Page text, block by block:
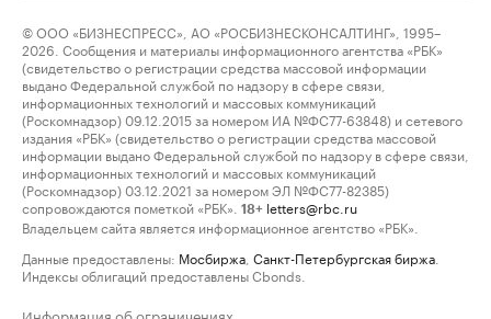
© ООО «БИЗНЕСПРЕСС», АО «РОСБИЗНЕСКОНСАЛТИНГ», 1995–
2026. Сообщения и материалы информационного агентства «РБК»
(свидетельство о регистрации средства массовой информации
выдано Федеральной службой по надзору в сфере связи,
информационных технологий и массовых коммуникаций
(Роскомнадзор) 09.12.2015 за номером ИА №ФС77-63848) и сетевого
издания «РБК» (свидетельство о регистрации средства массовой
информации выдано Федеральной службой по надзору в сфере связи,
информационных технологий и массовых коммуникаций
(Роскомнадзор) 03.12.2021 за номером ЭЛ №ФС77-82385)
сопровождаются пометкой «РБК».
18+ letters@rbc.ru
Владельцем сайта является информационное агентство «РБК».
Данные предоставлены: Мосбиржа Санкт-Петербургская биржа
Индексы облигаций предоставлены Cbonds.
Информация об ограничениях